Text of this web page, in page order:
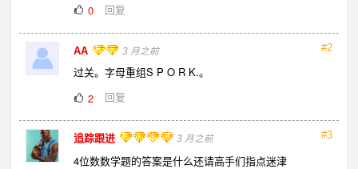
0
回复
#2
AA 3 月之前
过关。字母重组S P O R K.。
2
回复
#3
追踪跟进 3 月之前
4位数数学题的答案是什么还请高手们指点迷津